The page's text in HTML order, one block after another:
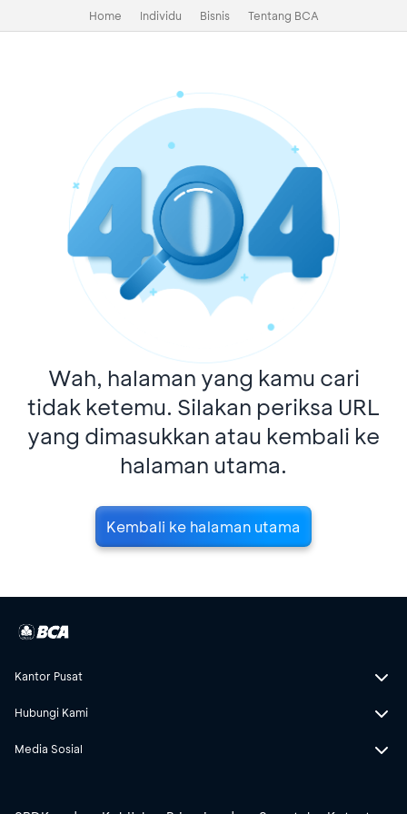
Home Individu Bisnis Tentang BCA
Wah, halaman yang kamu cari
tidak ketemu. Silakan periksa URL
yang dimasukkan atau kembali ke
halaman utama.
Kembali ke halaman utama
Kantor Pusat
Hubungi Kami
Media Sosial